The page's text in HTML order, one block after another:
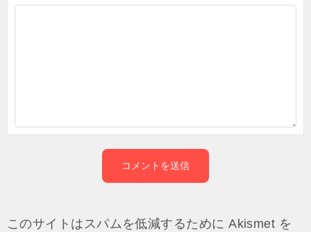
このサイトはスパムを低減するために Akismet を